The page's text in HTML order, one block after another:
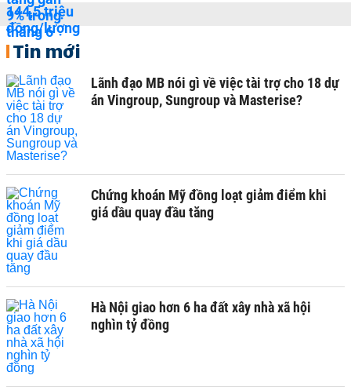
Tin mới
Lãnh đạo MB nói gì về việc tài trợ cho 18 dự
án Vingroup, Sungroup và Masterise?
Chứng khoán Mỹ đồng loạt giảm điểm khi
giá dầu quay đầu tăng
Hà Nội giao hơn 6 ha đất xây nhà xã hội
nghìn tỷ đồng